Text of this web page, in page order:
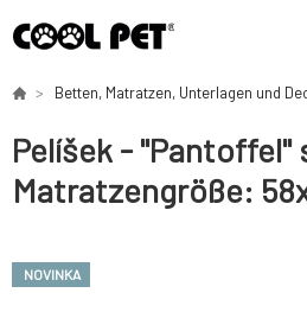
Betten, Matratzen, Unterlagen und
Pelíšek -
Matratzengröße:
NOVINKA